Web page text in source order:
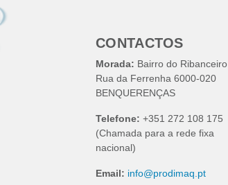
CONTACTOS
Morada: Bairro do Ribanceiro
Rua da Ferrenha 6000-020
BENQUERENÇAS
Telefone: +351 272 108 175
(Chamada para a rede fixa
nacional)
Email: info@prodimaq.pt